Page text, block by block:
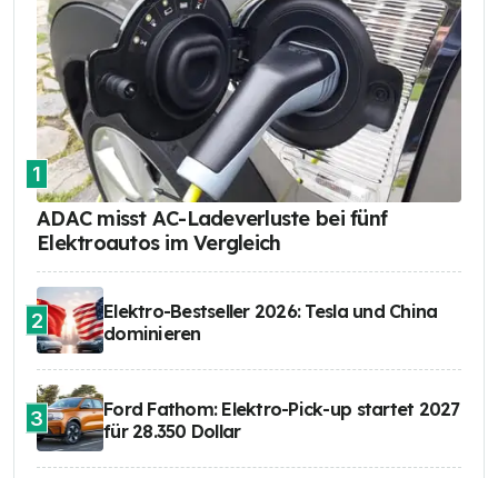
1
ADAC misst AC-Ladeverluste bei fünf
Elektroautos im Vergleich
2
Elektro-Bestseller 2026: Tesla und China
dominieren
3
Ford Fathom: Elektro-Pick-up startet 2027
für 28.350 Dollar